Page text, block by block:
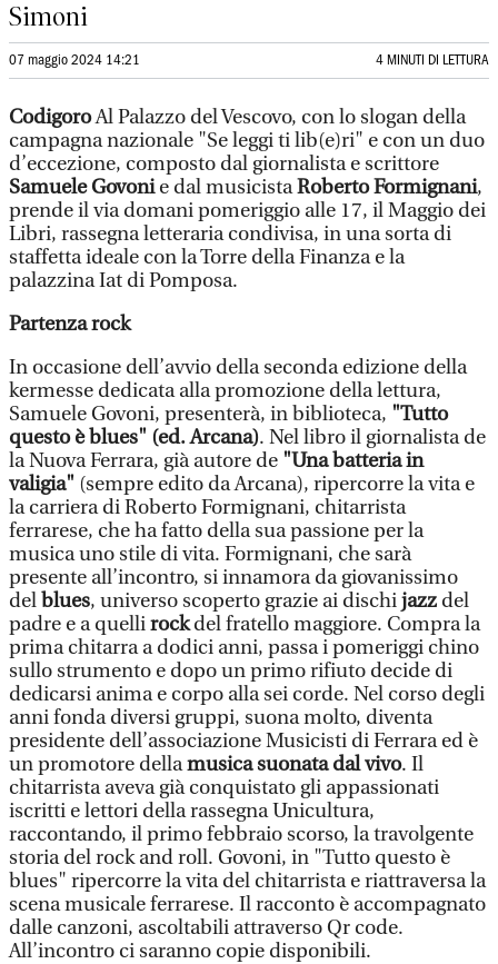
Simoni
07 maggio 2024 14:21 4 MINUTI DI LETTURA
CodigoroAl Palazzo del Vescovo, con lo slogan della
campagna nazionale "Se leggi ti lib(e)ri" e con un duo
d’eccezione, composto dal giornalista e scrittore
Samuele Govonie dal musicistaRoberto Formignani,
prende il via domani pomeriggio alle 17, il Maggio dei
Libri, rassegna letteraria condivisa, in una sorta di
staffetta ideale con la Torre della Finanza e la
palazzina Iat di Pomposa.
Partenza rock
In occasione dell’avvio della seconda edizione della
kermesse dedicata alla promozione della lettura,
Samuele Govoni, presenterà, in biblioteca, "Tutto
questo è blues" (ed. Arcana). Nel libro il giornalista de
la Nuova Ferrara, già autore de "Una batteria in
valigia" (sempre edito da Arcana), ripercorre la vita e
la carriera di Roberto Formignani, chitarrista
ferrarese, che ha fatto della sua passione per la
musica uno stile di vita. Formignani, che sarà
presente all’incontro, si innamora da giovanissimo
del blues, universo scoperto grazie ai dischijazz del
padre e a quellirockdel fratello maggiore. Compra la
prima chitarra a dodici anni, passa i pomeriggi chino
sullo strumento e dopo un primo rifiuto decide di
dedicarsi anima e corpo alla sei corde. Nel corso degli
anni fonda diversi gruppi, suona molto, diventa
presidente dell’associazione Musicisti di Ferrara ed è
un promotore dellamusica suonata dal vivo. Il
chitarrista aveva già conquistato gli appassionati
iscritti e lettori della rassegna Unicultura,
raccontando, il primo febbraio scorso, la travolgente
storia del rock and roll. Govoni, in "Tutto questo è
blues" ripercorre la vita del chitarrista e riattraversa la
scena musicale ferrarese. Il racconto è accompagnato
dalle canzoni, ascoltabili attraverso Qr code.
All’incontro ci saranno copie disponibili.